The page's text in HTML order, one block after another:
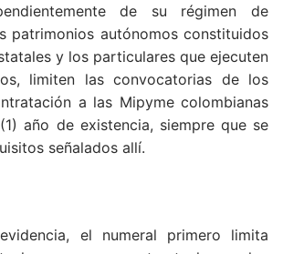
de su régimen de
patrimonios autónomos constituidos
y los particulares que ejecuten
limiten las convocatorias de los
a las Mipyme colombianas
año de existencia, siempre que se
señalados allí.
el numeral primero limita